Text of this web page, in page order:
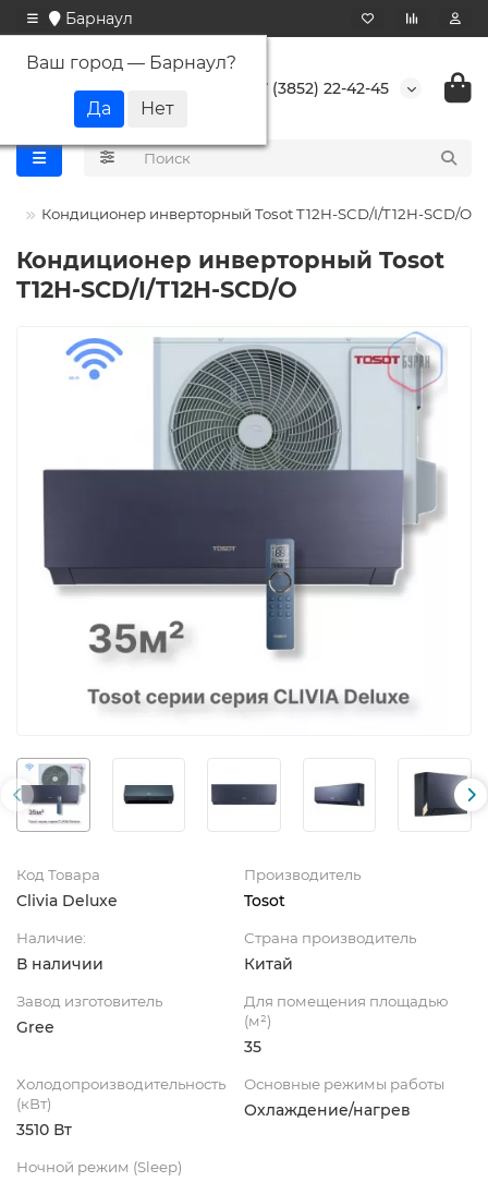
Барнаул
Ваш город — Барнаул?
+7 (3852) 22-42-45
Кондиционер инверторный Tosot T12H-SCD/I/T12H-SCD/O
Кондиционер инверторный Tosot
T12H-SCD/I/T12H-SCD/O
Код Товара
Clivia Deluxe
Производитель
Tosot
Наличие:
В наличии
Страна производитель
Китай
Завод изготовитель
Gree
Для помещения площадью
(м²)
35
Холодопроизводительность
(кВт)
3510 Вт
Основные режимы работы
Охлаждение/нагрев
Ночной режим (Sleep)